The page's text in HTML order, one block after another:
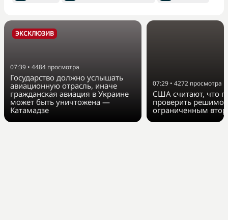
ЭКСКЛЮЗИВ
07:39 • 4484 просмотра
Государство должно услышать
авиационную отрасль, иначе
гражданская авиация в Украине
может быть уничтожена —
Катамадзе
07:29 • 4272 просмотра
США считают, что
проверить
ограниченным